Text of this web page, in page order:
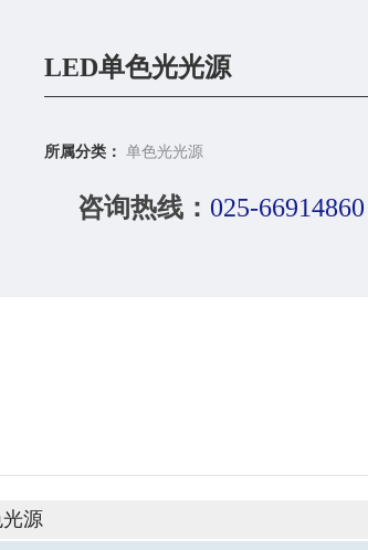
LED单色光光源
所属分类： 单色光光源
咨询热线： 025-66914860
源